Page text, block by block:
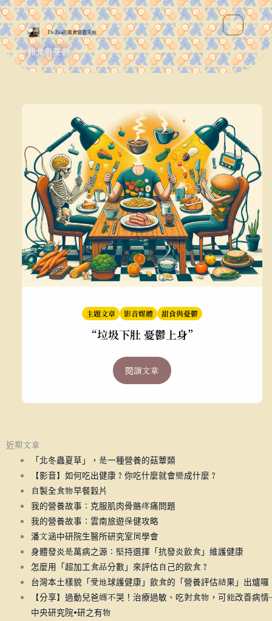
跳
至
主
要
Dr.Pan的美食營養天地
MAIN
MENU
甜食與憂鬱
主題文章 影音媒體 甜食與憂鬱
“垃圾下肚 憂鬱上身”
閱讀文章
近期文章
「北冬蟲夏草」，是一種營養的菇蕈類
【影音】如何吃出健康？你吃什麼就會變成什麼？
自製全食物早餐穀片
我的營養故事：克服肌肉骨骼疼痛問題
我的營養故事：雲南旅遊保健攻略
潘文涵中研院生醫所研究室同學會
身體發炎是萬病之源：堅持選擇「抗發炎飲食」維護健康
怎麼用「超加工食品分數」來評估自己的飲食？
台灣本土樣貌「愛地球護健康」飲食的「營養評估結果」出爐囉
【分享】過動兒爸媽不哭！治療過敏、吃對食物，可能改善病
中央研究院•研之有物